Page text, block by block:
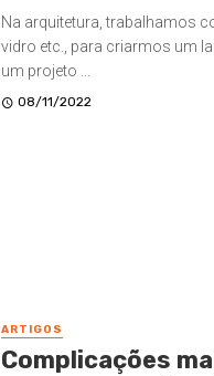
Na arquitetura, trabalhamos
vidro etc., para criarmos um
um projeto ...
08/11/2022
ARTIGOS
Complicações